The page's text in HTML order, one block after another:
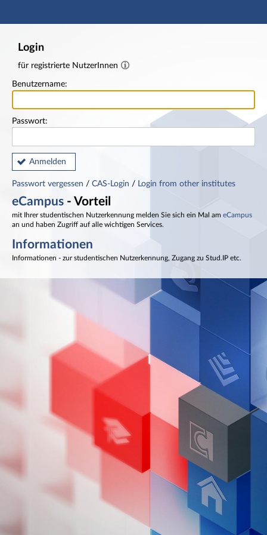
Hauptnavigation
Login
für registrierte NutzerInnen
Benutzername:
Passwort:
Anmelden
Passwort vergessen / CAS-Login / Login from other institutes
eCampus - Vorteil
mit Ihrer studentischen Nutzerkennung melden Sie sich ein Mal am eCampus
an und haben Zugriff auf alle wichtigen Services.
Informationen
Informationen - zur studentischen Nutzerkennung, Zugang zu Stud.IP etc.